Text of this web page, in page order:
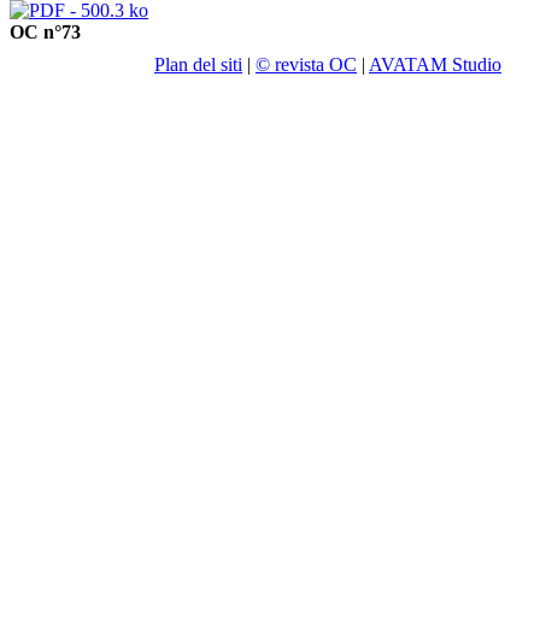
OC n°73
Plan del siti | © revista OC | AVATAM Studio